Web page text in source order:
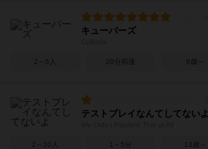
キューバーズ
2～5人 20分前後 8歳～
テストプレイなんてしてないよ
2～10人 1～5分 13歳～